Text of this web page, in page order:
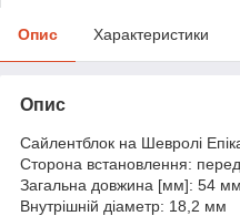
Опис Характеристики
Опис
Сайлентблок на Шевролі
Сторона встановлення:
Загальна довжина [мм]: 54 мм
Внутрішній діаметр: 18,2 мм